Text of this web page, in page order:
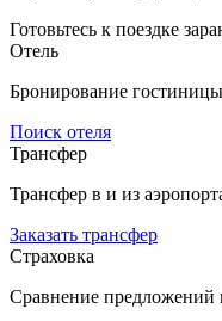
Готовьтесь к поездке
Отель
Бронирование
Поиск отеля
Трансфер
Трансфер в и из
Заказать трансфер
Страховка
Сравнение